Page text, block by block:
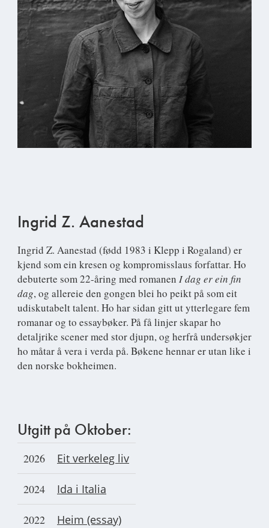
Ingrid Z. Aanestad
Ingrid Z. Aanestad (fødd 1983 i Klepp i Rogaland) er
kjend som ein kresen og kompromisslaus forfattar. Ho
debuterte som 22-åring med romanen I dag er ein fin
dag, og allereie den gongen blei ho peikt på som eit
udiskutabelt talent. Ho har sidan gitt ut ytterlegare fem
romanar og to essaybøker. På få linjer skapar ho
detaljrike scener med stor djupn, og herfrå undersøkjer
ho måtar å vera i verda på. Bøkene hennar er utan like i
den norske bokheimen.
Utgitt på Oktober:
2026 Eit verkeleg liv
2024 Ida i Italia
2022 Heim (essay)